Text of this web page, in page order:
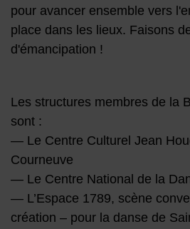
pour avancer ensemble vers
place dans les lieux. Faisons
d'émancipation !
Les structures membres de la
sont :
— Le Centre Culturel Jean
Courneuve
— Le Centre National de la
— L’Espace 1789, scène
création – pour la danse de